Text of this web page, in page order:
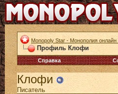
Monopoly Star - Монополия онлайн
Профиль Клофи
Справка
Клофи
Писатель